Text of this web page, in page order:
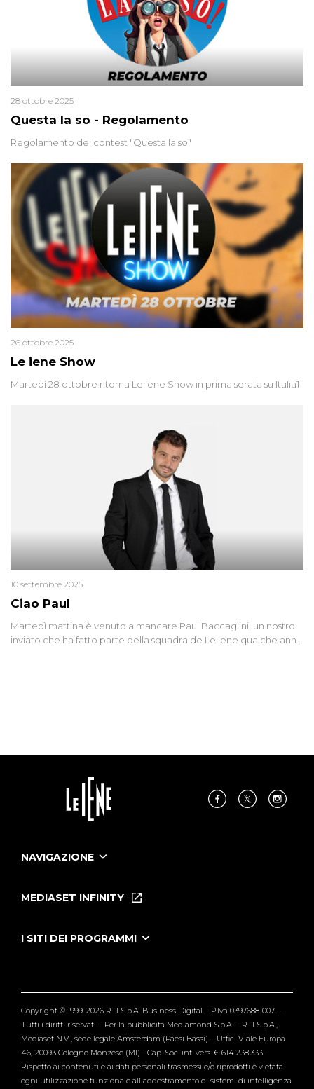
Questa la so - Regolamento
28 ottobre 2025
Regolamento del contest "Questa la so"
Le iene Show
26 ottobre 2025
Martedì 28 ottobre ritorna Le Iene Show in prima serata su Italia1
Ciao Paul
10 settembre 2025
Martedì mattina è venuto a mancare Paul Baccaglini, un nostro
inviato che ha fatto parte della squadra de Le Iene qualche anno
NAVIGAZIONE
Le Iene Presentano Inside
Tutti i servizi
MEDIASET INFINITY
I SITI DEI PROGRAMMI
Verissimo
Copyright © 1999-2026 RTI S.p.A. Business Digital – P.Iva 03976881007 –
Tutti i diritti riservati – Per la pubblicità Mediamond S.p.A. – RTI S.p.A.,
Mediaset N.V., sede legale Amsterdam (Paesi Bassi) – Uffici Viale Europa
46, 20093 Cologno Monzese (MI) - Cap. Soc. int. vers. € 614.238.333.
Rispetto ai contenuti e ai dati personali trasmessi e/o riprodotti è vietata
ogni utilizzazione funzionale all'addestramento di sistemi di intelligenza